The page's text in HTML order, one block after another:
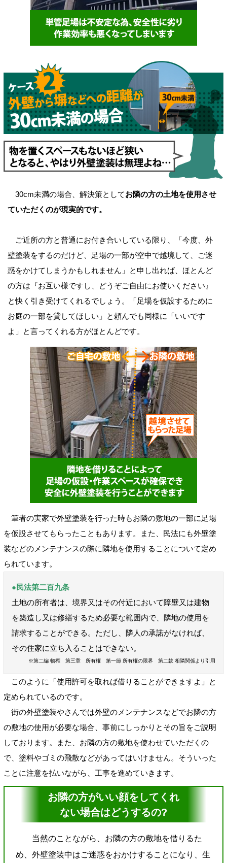
30cm未満の場合、解決策としてお隣の方の土地を使用させ
ていただくのが現実的です。
ご近所の方と普通にお付き合いしている限り、「今度、外
壁塗装をするのだけど、足場の一部が空中で越境して、ご迷
惑をかけてしまうかもしれません」と申し出れば、ほとんど
の方は『お互い様ですし、どうぞご自由にお使いください』
と快く引き受けてくれるでしょう。「足場を仮設するために
お庭の一部を貸してほしい」と頼んでも同様に「いいです
よ」と言ってくれる方がほとんどです。
筆者の実家で外壁塗装を行った時もお隣の敷地の一部に足場
を仮設させてもらったこともあります。また、民法にも外壁塗
装などのメンテナンスの際に隣地を使用することについて定め
られています。
●民法第二百九条
土地の所有者は、境界又はその付近において障壁又は建物
を築造し又は修繕するため必要な範囲内で、隣地の使用を
請求することができる。ただし、隣人の承諾がなければ、
その住家に立ち入ることはできない。
※第二編 物権 第三章 所有権 第一節 所有権の限界 第二款 相隣関係より引用
このように「使用許可を取れば借りることができますよ」と
定められているのです。
街の外壁塗装やさんでは外壁のメンテナンスなどでお隣の方
の敷地の使用が必要な場合、事前にしっかりとその旨をご説明
しております。また、お隣の方の敷地を使わせていただくの
で、塗料やゴミの飛散などがあってはいけません。そういった
ことに注意を払いながら、工事を進めていきます。
お隣の方がいい顔をしてくれ
ない場合はどうするの?
当然のことながら、お隣の方の敷地を借りるた
め、外壁塗装中はご迷惑をおかけすることになり、生